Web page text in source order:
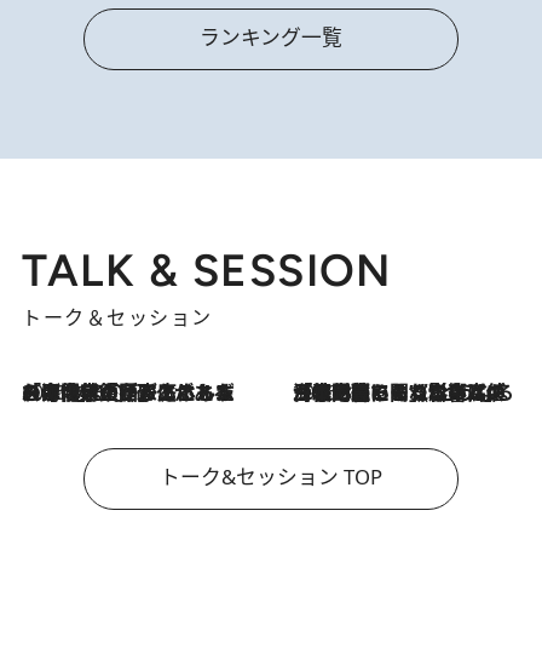
ランキング一覧
TALK & SESSION
トーク＆セッション
2026.8.3
「今後値上げがあるとすれば…」「リスクがあるのは今年の冬」エネルギー専門家が語る、ホルムズ海峡封鎖が家庭にもたらす“ある心配” 2026.8.3
「住宅建てられない…」「サーチャージ料の高値が続いている」ホルムズ海峡封鎖による影響はいつまで続く？《エネルギー専門家に聞く“どうなる日本の暮らし”》
トーク&セッション TOP